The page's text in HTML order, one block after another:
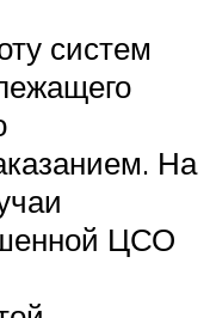
систем
На
ЦСО